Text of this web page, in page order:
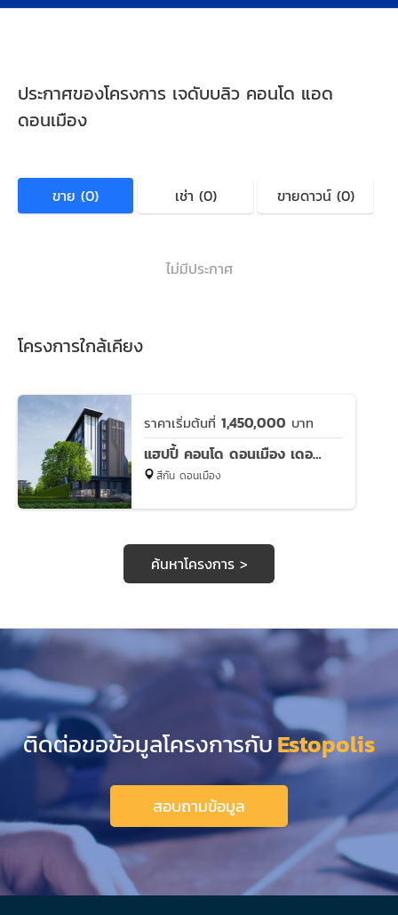
ประกาศของโครงการ เจดับบลิว คอนโด แอด
ดอนเมือง
ขาย (0) เช่า (0) ขายดาวน์ (0)
ไม่มีประกาศ
โครงการใกล้เคียง
ราคาเริ่มต้นที่ 1,450,000 บาท
แฮปปี้ คอนโด ดอนเมือง เดอะ เทอมินอล
สีกัน ดอนเมือง
ค้นหาโครงการ >
ติดต่อขอข้อมูลโครงการกับEstopolis
สอบถามข้อมูล